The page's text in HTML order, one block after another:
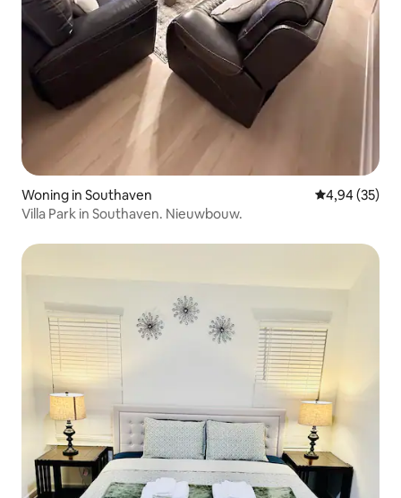
Woning in Southaven Gemiddelde
4,94 (35)
Villa Park in Southaven. Nieuwbouw.